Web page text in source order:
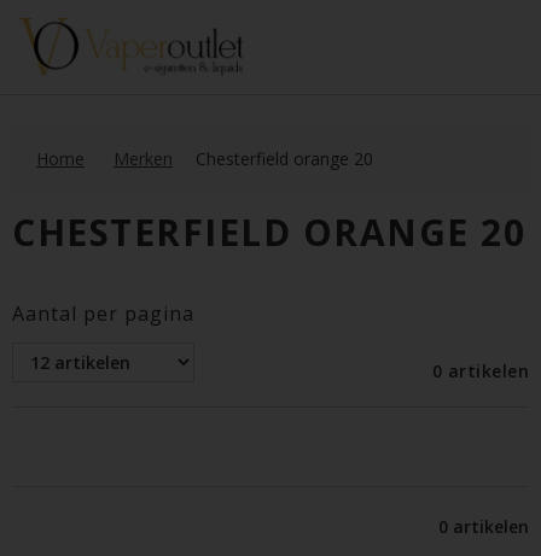
Home Merken Chesterfield orange 20
CHESTERFIELD ORANGE 20
Aantal per pagina
0 artikelen
0 artikelen